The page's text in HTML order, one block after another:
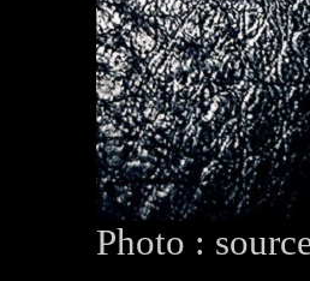
Photo :